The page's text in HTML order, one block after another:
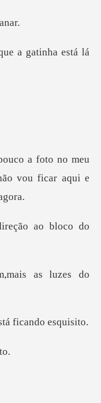
a gatinha es
meu
vou ficar
ao
as luzes do